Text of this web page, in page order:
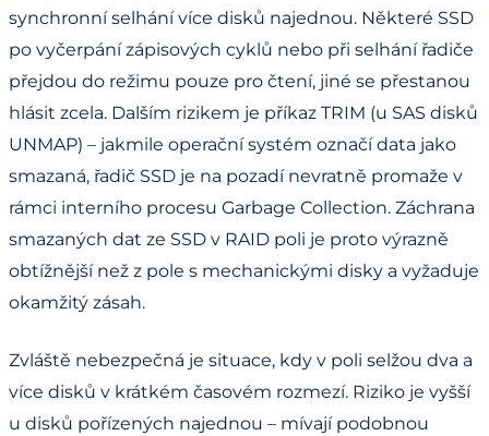
synchronní selhání více disků najednou. Některé SSD
po vyčerpání zápisových cyklů nebo při selhání řadiče
přejdou do režimu pouze pro čtení, jiné se přestanou
hlásit zcela. Dalším rizikem je příkaz TRIM (u SAS disků
UNMAP) – jakmile operační systém označí data jako
smazaná, řadič SSD je na pozadí nevratně promaže v
rámci interního procesu Garbage Collection. Záchrana
smazaných dat ze SSD v RAID poli je proto výrazně
obtížnější než z pole s mechanickými disky a vyžaduje
okamžitý zásah.
Zvláště nebezpečná je situace, kdy v poli selžou dva a
více disků v krátkém časovém rozmezí. Riziko je vyšší
u disků pořízených najednou – mívají podobnou